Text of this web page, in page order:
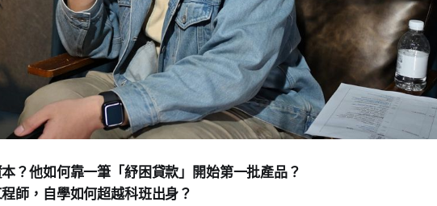
？他如何靠一筆「紓困貸款」開始第一批產品？
師，自學如何超越科班出身？